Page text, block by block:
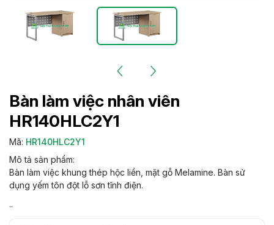
Bàn làm việc nhân viên
HR140HLC2Y1
Mã: HR140HLC2Y1
Mô tả sản phẩm:
Bàn làm việc khung thép hộc liền, mặt gỗ Melamine. Bàn sử
dụng yếm tôn đột lỗ sơn tĩnh điện.
..